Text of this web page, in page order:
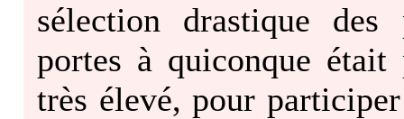
sélection drastique
portes à quiconque
très élevé, pour